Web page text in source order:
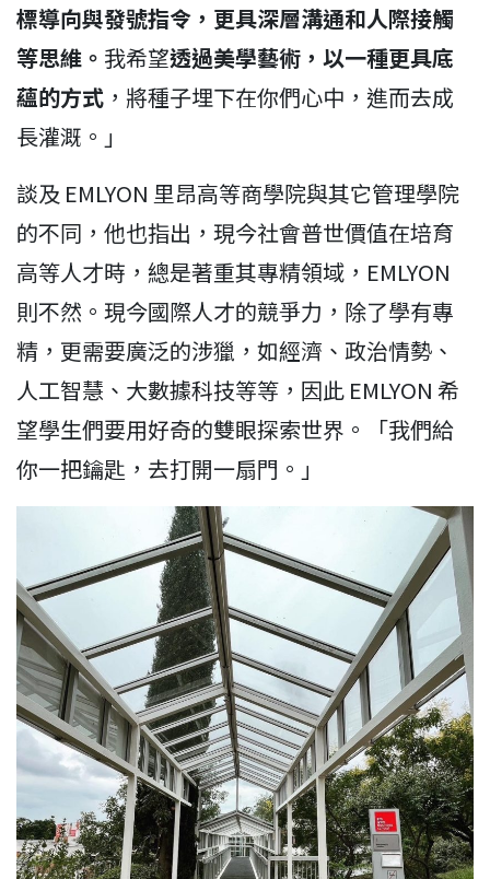
標導向與發號指令，更具深層溝通和人際接觸
等思維。 我希望透過美學藝術，以一種更具底
蘊的方式 ，將種子埋下在你們心中，進而去成
長灌溉。」
談及 EMLYON 里昂高等商學院與其它管理學院
的不同，他也指出，現今社會普世價值在培育
高等人才時，總是著重其專精領域，EMLYON
則不然。現今國際人才的競爭力，除了學有專
精，更需要廣泛的涉獵，如經濟、政治情勢、
人工智慧、大數據科技等等，因此 EMLYON 希
望學生們要用好奇的雙眼探索世界。「我們給
你一把鑰匙，去打開一扇門。」